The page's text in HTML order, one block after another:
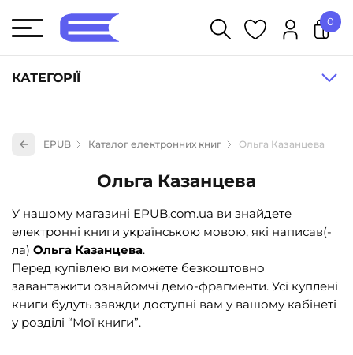
КАТЕГОРІЇ
Книги для дітей (836)
Книги для підлітків (240)
Науково-популярна література (1015)
Навчальна література та посібники (527)
Енциклопедії, довідники, словники (55)
Подарункові сертифікати (1)
0
EPUB Каталог електронних книг Ольга Казанцева
Ольга Казанцева
У нашому магазині EPUB.com.ua ви знайдете
електронні книги українською мовою, які написав(-
ла) Ольга Казанцева.
Перед купівлею ви можете безкоштовно
завантажити ознайомчі демо-фрагменти. Усі куплені
книги будуть завжди доступні вам у вашому кабінеті
у розділі “Мої книги”.